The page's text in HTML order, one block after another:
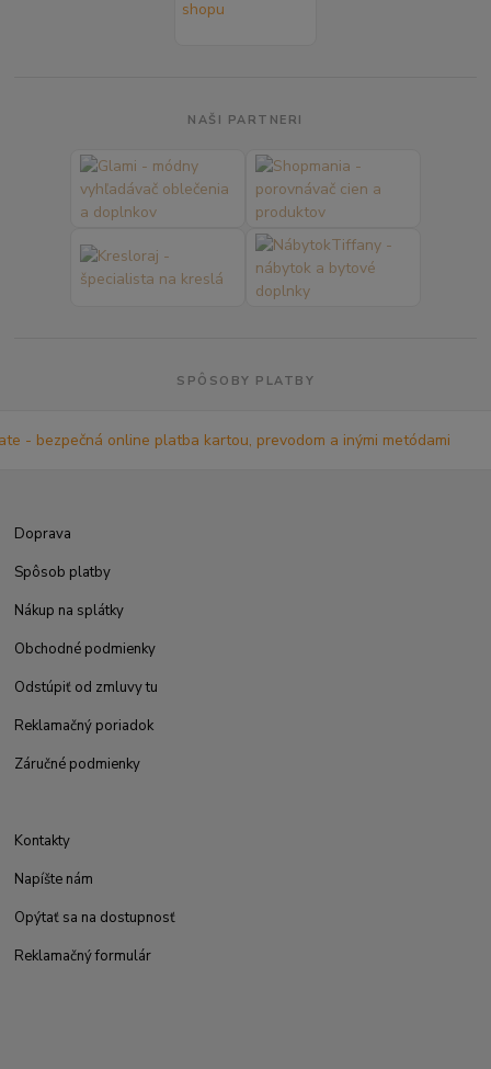
NAŠI PARTNERI
SPÔSOBY PLATBY
Doprava
Spôsob platby
Nákup na splátky
Obchodné podmienky
Odstúpiť od zmluvy tu
Reklamačný poriadok
Záručné podmienky
Kontakty
Napíšte nám
Opýtať sa na dostupnosť
Reklamačný formulár